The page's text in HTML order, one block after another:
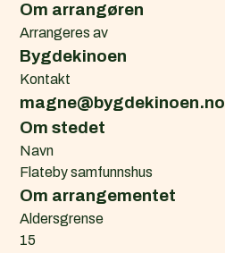
n
e
d
k
a
l
e
n
d
e
r
Om arrangøren
Arrangeres av
Bygdekinoen
Kontakt
magne@bygdekinoen.no
Om stedet
Navn
Flateby samfunnshus
Om arrangementet
Aldersgrense
15